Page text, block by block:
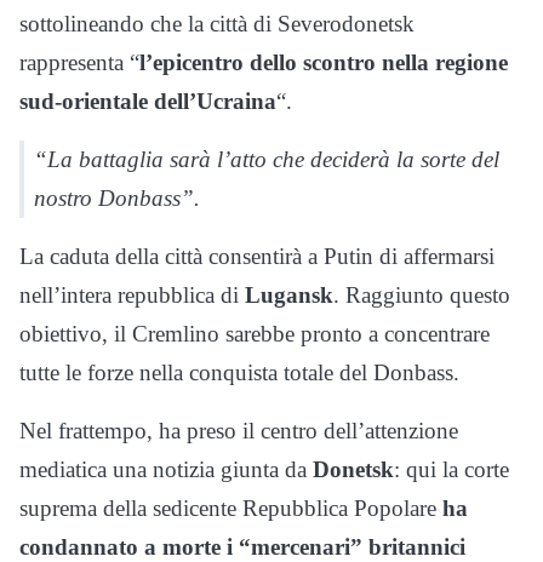
sottolineando che la città di Severodonetsk
rappresenta “l’epicentro dello scontro nella regione
sud-orientale dell’Ucraina“.
“La battaglia sarà l’atto che deciderà la sorte del
nostro Donbass”.
La caduta della città consentirà a Putin di affermarsi
nell’intera repubblica di Lugansk. Raggiunto questo
obiettivo, il Cremlino sarebbe pronto a concentrare
tutte le forze nella conquista totale del Donbass.
Nel frattempo, ha preso il centro dell’attenzione
mediatica una notizia giunta da Donetsk: qui la corte
suprema della sedicente Repubblica Popolare ha
condannato a morte i “mercenari” britannici